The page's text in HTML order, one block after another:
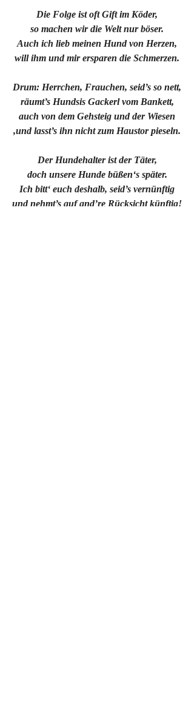
Die Folge ist oft Gift im Köder,
so machen wir die Welt nur böser.
Auch ich lieb meinen Hund von Herzen,
will ihm und mir ersparen die Schmerzen.
Drum: Herrchen, Frauchen, seid’s so nett,
räumt’s Hundsis Gackerl vom Bankett,
auch von dem Gehsteig und der Wiesen
,und lasst’s ihn nicht zum Haustor pieseln.
Der Hundehalter ist der Täter,
doch unsere Hunde büßen‘s später.
Ich bitt‘ euch deshalb, seid’s vernünftig
und nehmt’s auf and’re Rücksicht künftig!